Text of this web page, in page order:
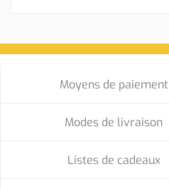
Moyens de paiement
Modes de livraison
Listes de cadeaux